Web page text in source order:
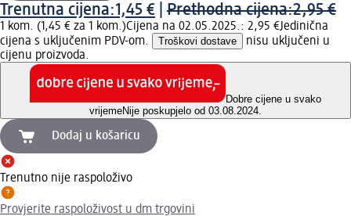
Trenutna cijena:1,45 € Prethodna cijena:2,95 €
1 kom. (1,45 € za 1 kom.)Cijena na 02.05.2025.: 2,95 €Jedinična
cijena s uključenim PDV-om.
Troškovi dostave
nisu uključeni u
cijenu proizvoda.
Dobre cijene u svako
vrijemeNije poskupjelo od 03.08.2024.
Dodaj u košaricu
Trenutno nije raspoloživo
Provjerite raspoloživost u dm trgovini